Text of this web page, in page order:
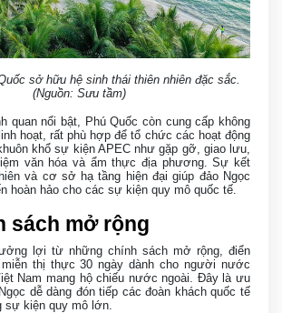
sở hữu hệ sinh thái thiên nhiên đặc sắc.
(Nguồn: Sưu tầm)
quan nổi bật, Phú Quốc còn cung cấp không
hoạt, rất phù hợp để tổ chức các hoạt động
khổ sự kiện APEC như gặp gỡ, giao lưu,
văn hóa và ẩm thực địa phương. Sự kết
và cơ sở hạ tầng hiện đại giúp đảo Ngọc
hoàn hảo cho các sự kiện quy mô quốc tế.
sách mở rộng
lợi từ những chính sách mở rộng, điển
thị thực 30 ngày dành cho người nước
Nam mang hộ chiếu nước ngoài. Đây là ưu
dễ dàng đón tiếp các đoàn khách quốc tế
kiện quy mô lớn.